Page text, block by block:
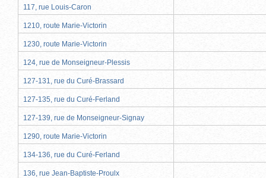
117, rue Louis-Caron
1210, route Marie-Victorin
1230, route Marie-Victorin
124, rue de Monseigneur-Plessis
127-131, rue du Curé-Brassard
127-135, rue du Curé-Ferland
127-139, rue de Monseigneur-Signay
1290, route Marie-Victorin
134-136, rue du Curé-Ferland
136, rue Jean-Baptiste-Proulx